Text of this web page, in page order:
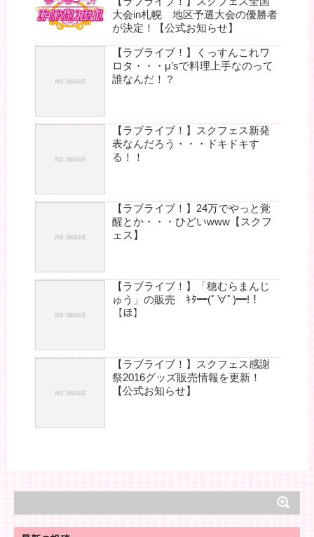
大会in札幌 地区予選大会の優勝者
が決定！【公式お知らせ】
【ラブライブ！】くっすんこれワ
ロタ・・・μ’sで料理上手なのって
誰なんだ！？
【ラブライブ！】スクフェス新発
表なんだろう・・・ドキドキす
る！！
【ラブライブ！】24万でやっと覚
醒とか・・・ひどいwww【スクフ
ェス】
【ラブライブ！】「穂むらまんじ
ゅう」の販売 ｷﾀ━(ﾟ∀ﾟ)━!！
【ほ】
【ラブライブ！】スクフェス感謝
祭2016グッズ販売情報を更新！
【公式お知らせ】